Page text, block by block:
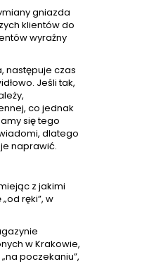
gniazda
klientów do
wyraźny
następuje czas
Jeśli tak,
co jednak
się tego
dlatego
naprawić.
z jakimi
ręki”, w
w Krakowie,
poczekaniu”,